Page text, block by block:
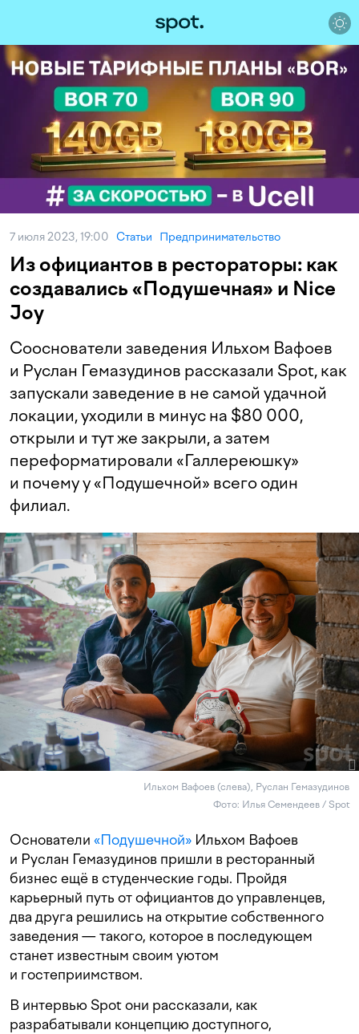
7 июля 2023, 19:00 Статьи Предпринимательство
Из официантов в рестораторы: как
создавались «Подушечная» и Nice
Joy
Сооснователи заведения Ильхом Вафоев
и Руслан Гемазудинов рассказали Spot, как
запускали заведение в не самой удачной
локации, уходили в минус на $80 000,
открыли и тут же закрыли, а затем
переформатировали «Галлереюшку»
и почему у «Подушечной» всего один
филиал.
Ильхом Вафоев (слева), Руслан Гемазудинов
Фото: Илья Семендеев / Spot
Основатели «Подушечной» Ильхом Вафоев
и Руслан Гемазудинов пришли в ресторанный
бизнес ещё в студенческие годы. Пройдя
карьерный путь от официантов до управленцев,
два друга решились на открытие собственного
заведения — такого, которое в последующем
станет известным своим уютом
и гостеприимством.
В интервью Spot они рассказали, как
разрабатывали концепцию доступного,